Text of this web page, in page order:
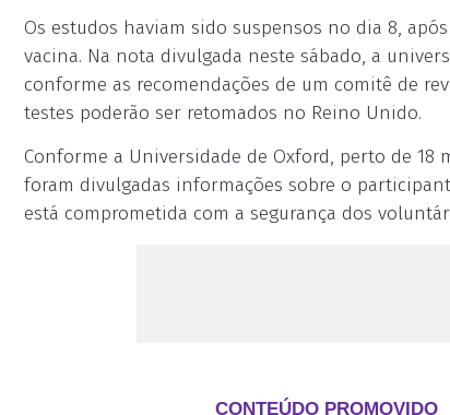
Os estudos haviam sido suspensos no dia 8,
vacina. Na nota divulgada neste sábado, a
conforme as recomendações de um comitê de
testes poderão ser retomados no Reino Unido.
Conforme a Universidade de Oxford, perto de 18
foram divulgadas informações sobre o
está comprometida com a segurança dos